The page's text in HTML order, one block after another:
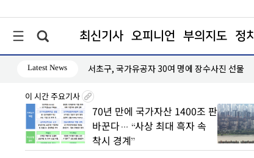
최신기사 오피니언 부의지도 정치
Latest News 서초구, 국가유공자 30여 명에 장수사진 선물
이 시간 주요기사
70년 만에 국가자산 1400조 판
바꾼다… “사상 최대 흑자 속
착시 경계”